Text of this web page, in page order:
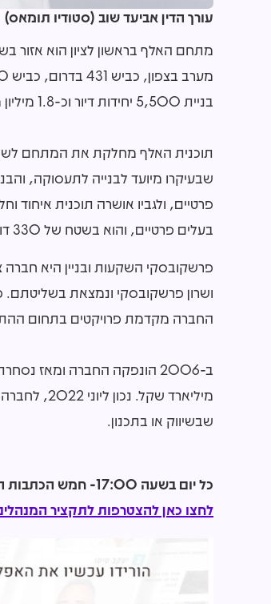
עורך הדין אביעד שוב (סטודיו תומאס)
בניית 5,500 יחידות דיור וכ-1.8 מיליון מטר לשימושי מסחר, תעשייה ותעסוקה, כמו גם 110 דונם של פארקים.
תוכנית האלף מחלקת את המתחם
שבעיקרו מיועד לבנייה לתעסוקה,
בעלים פרטיים, והוא בשטח של 330 דונם. מתחם זה מיועד לבניית כ-3,000 יחידות דיור.
ושרון פרשקובסקי ונמצאת
החברה מקדמת פרויקטים בתחום
שבשיווק או בתכנון.
כל יום בשעה 17:00- חמש הכתבות החשובות ביותר בתחום הנדל"ן מכל האתרים אצלכם בנייד!
לחצו כאן להצטרפות לתקציר